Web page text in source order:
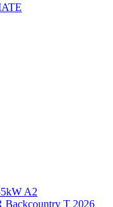
A2
Backcountry T 2026